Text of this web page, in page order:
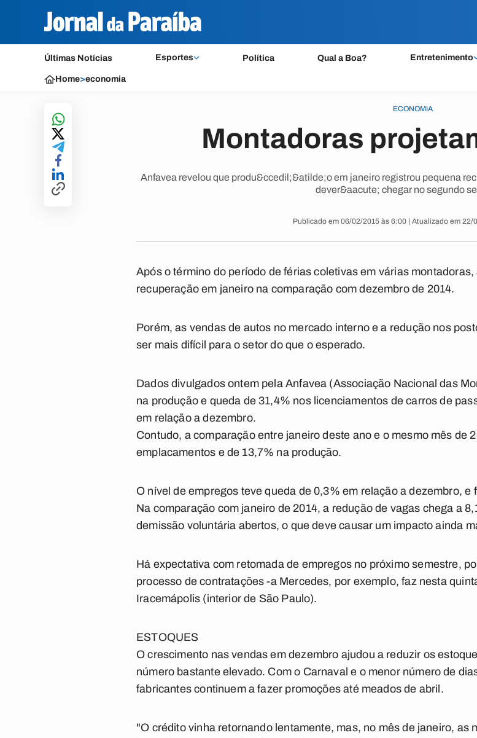
Últimas Notícias Esportes Política Qual a Boa? Entretenimento
Home>economia
ECONOMIA
Montadoras
Anfavea revelou que produ&ccedil;&atilde;o em janeiro registrou pequena
dever&aacute; chegar no segundo
Publicado em 06/02/2015 às 6:00 | Atualizado em 22/
Após o término do período de férias coletivas em várias
recuperação em janeiro na comparação com dezembro de 2014.
Porém, as vendas de autos no mercado interno e a redução nos
ser mais difícil para o setor do que o esperado.
Dados divulgados ontem pela Anfavea (Associação Nacional das
na produção e queda de 31,4% nos licenciamentos de carros de
em relação a dezembro.
Contudo, a comparação entre janeiro deste ano e o mesmo mês de
emplacamentos e de 13,7% na produção.
O nível de empregos teve queda de 0,3% em relação a dezembro,
Na comparação com janeiro de 2014, a redução de vagas chega a
demissão voluntária abertos, o que deve causar um impacto ainda
Há expectativa com retomada de empregos no próximo semestre,
processo de contratações -a Mercedes, por exemplo, faz nesta
Iracemápolis (interior de São Paulo).
ESTOQUES
O crescimento nas vendas em dezembro ajudou a reduzir os
número bastante elevado. Com o Carnaval e o menor número de
fabricantes continuem a fazer promoções até meados de abril.
"O crédito vinha retornando lentamente, mas, no mês de janeiro, as